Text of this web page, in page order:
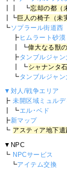
┃┃ ┗忘却の都（
┃┗巨人の椅子（未
┗ ソプラール街道西
┣ ヒムラート砂漠
┃ ┗偉大なる獣
┣ タンブルジャ
┃ ┗シャナンタ
┗ タンブルジャン
▼対人/戦争エリア
┣未開区域ミュルデ
┃ ┗エル･ベド
┣新マップ
┗ アスティア地下
▼NPC
┗ NPCサービス
┗アイテム交換